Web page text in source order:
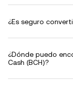
¿Es seguro
¿Dónde puedo
Cash (BCH)?